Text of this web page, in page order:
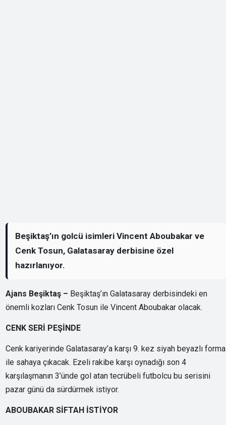
Beşiktaş’ın golcü isimleri Vincent Aboubakar ve
Cenk Tosun, Galatasaray derbisine özel
hazırlanıyor.
Ajans Beşiktaş – Beşiktaş’ın Galatasaray derbisindeki en
önemli kozları Cenk Tosun ile Vincent Aboubakar olacak.
CENK SERİ PEŞİNDE
Cenk kariyerinde Galatasaray’a karşı 9. kez siyah beyazlı forma
ile sahaya çıkacak. Ezeli rakibe karşı oynadığı son 4
karşılaşmanın 3’ünde gol atan tecrübeli futbolcu bu serisini
pazar günü da sürdürmek istiyor.
ABOUBAKAR SİFTAH İSTİYOR